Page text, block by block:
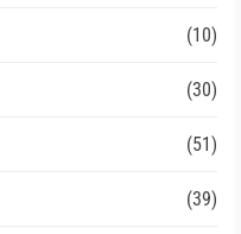
(10)
(30)
(51)
(39)